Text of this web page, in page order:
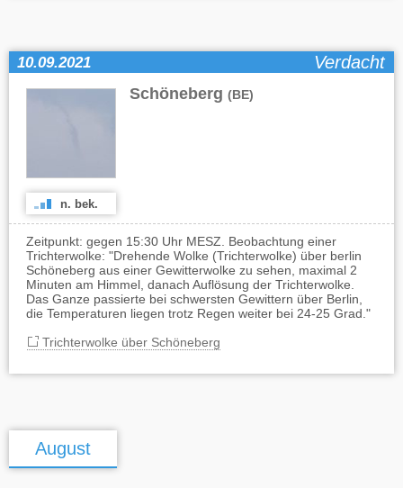
10.09.2021 Verdacht
Schöneberg (BE)
n. bek.
Zeitpunkt: gegen 15:30 Uhr MESZ. Beobachtung einer
Trichterwolke: "Drehende Wolke (Trichterwolke) über berlin
Schöneberg aus einer Gewitterwolke zu sehen, maximal 2
Minuten am Himmel, danach Auflösung der Trichterwolke.
Das Ganze passierte bei schwersten Gewittern über Berlin,
die Temperaturen liegen trotz Regen weiter bei 24-25 Grad."
Trichterwolke über Schöneberg
August